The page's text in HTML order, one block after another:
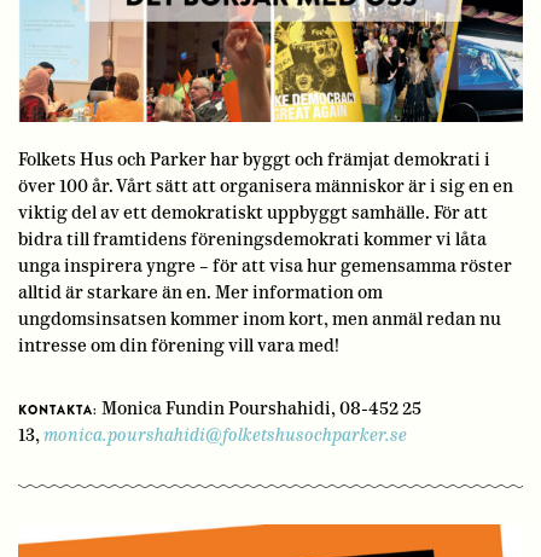
Folkets Hus och Parker har byggt och främjat demokrati i
över 100 år. Vårt sätt att organisera människor är i sig en en
viktig del av ett demokratiskt uppbyggt samhälle. För att
bidra till framtidens föreningsdemokrati kommer vi låta
unga inspirera yngre – för att visa hur gemensamma röster
alltid är starkare än en. Mer information om
ungdomsinsatsen kommer inom kort, men anmäl redan nu
intresse om din förening vill vara med!
KONTAKTA: Monica Fundin Pourshahidi, 08-452 25
13,monica.pourshahidi@folketshusochparker.se